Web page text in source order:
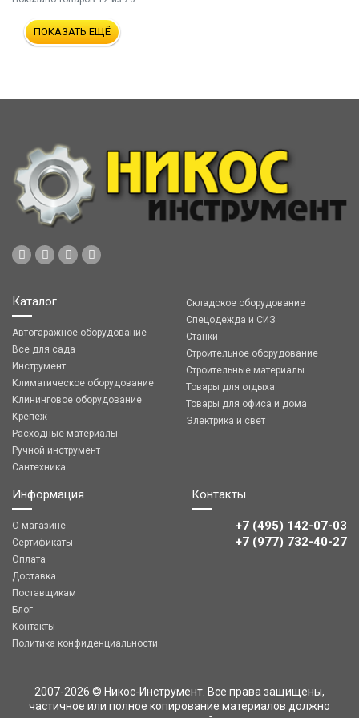
ПОКАЗАТЬ ЕЩЁ
Каталог
Автогаражное оборудование
Все для сада
Инструмент
Климатическое оборудование
Клининговое оборудование
Крепеж
Расходные материалы
Ручной инструмент
Сантехника
Складское оборудование
Спецодежда и СИЗ
Станки
Строительное оборудование
Строительные материалы
Товары для отдыха
Товары для офиса и дома
Электрика и свет
Информация
О магазине
Сертификаты
Оплата
Доставка
Поставщикам
Блог
Контакты
Политика конфиденциальности
Контакты
+7 (495) 142-07-03
‎‎+7 (977) 732-40-27
2007-2026 © Никос-Инструмент. Все права защищены,
частичное или полное копирование материалов должно